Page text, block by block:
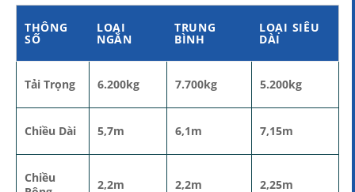
THÔNG
SỐ
LOẠI
NGẮN
TRUNG
BÌNH
LOẠI SIÊU
DÀI
Tải Trọng 6.200kg 7.700kg 5.200kg
Chiều Dài 5,7m 6,1m 7,15m
Chiều
2,2m 2,2m 2,25m